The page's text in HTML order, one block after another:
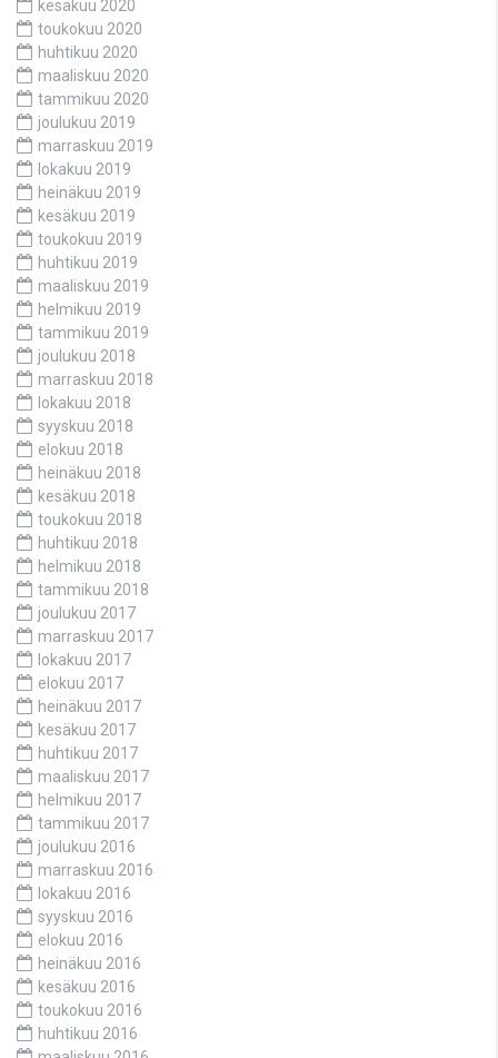
kesäkuu 2020
toukokuu 2020
huhtikuu 2020
maaliskuu 2020
tammikuu 2020
joulukuu 2019
marraskuu 2019
lokakuu 2019
heinäkuu 2019
kesäkuu 2019
toukokuu 2019
huhtikuu 2019
maaliskuu 2019
helmikuu 2019
tammikuu 2019
joulukuu 2018
marraskuu 2018
lokakuu 2018
syyskuu 2018
elokuu 2018
heinäkuu 2018
kesäkuu 2018
toukokuu 2018
huhtikuu 2018
helmikuu 2018
tammikuu 2018
joulukuu 2017
marraskuu 2017
lokakuu 2017
elokuu 2017
heinäkuu 2017
kesäkuu 2017
huhtikuu 2017
maaliskuu 2017
helmikuu 2017
tammikuu 2017
joulukuu 2016
marraskuu 2016
lokakuu 2016
syyskuu 2016
elokuu 2016
heinäkuu 2016
kesäkuu 2016
toukokuu 2016
huhtikuu 2016